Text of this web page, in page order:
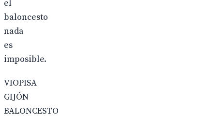
el
baloncesto
nada
es
imposible.
VIOPISA
GIJÓN
BALONCESTO